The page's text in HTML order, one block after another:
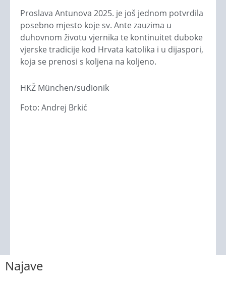
Proslava Antunova 2025. je još jednom potvrdila
posebno mjesto koje sv. Ante zauzima u
duhovnom životu vjernika te kontinuitet duboke
vjerske tradicije kod Hrvata katolika i u dijaspori,
koja se prenosi s koljena na koljeno.
HKŽ München/sudionik
Foto: Andrej Brkić
Najave